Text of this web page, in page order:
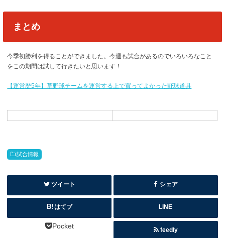
まとめ
今季初勝利を得ることができました。今週も試合があるのでいろいろなこと
をこの期間は試して行きたいと思います！
【運営歴5年】草野球チームを運営する上で買ってよかった野球道具
試合情報
ツイート シェア
はてブ LINE
Pocket feedly